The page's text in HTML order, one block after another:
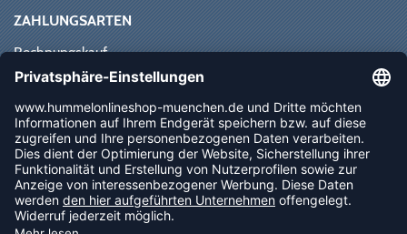
ZAHLUNGSARTEN
Rechnungskauf
Paypal
Vorkasse
Sofortüberweisung
NEWSLETTER